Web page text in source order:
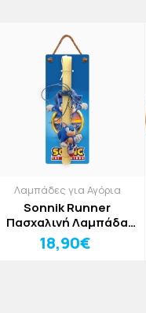
Λαμπάδες για Αγόρια
Sonnik Runner
Πασχαλινή Λαμπάδα
30cm
18,90€